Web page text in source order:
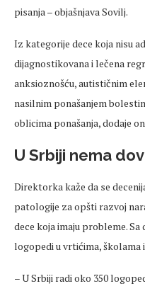
pisanja – objašnjava Sovilj.
Iz kategorije dece koja nisu
dijagnostikovana i lečena
anksioznošću, autističnim
nasilnim ponašanjem
oblicima ponašanja, dodaje
U Srbiji nema
Direktorka kaže da se
patologije za opšti razvoj
dece koja imaju probleme.
logopedi u vrtićima, školama
– U Srbiji radi oko 350